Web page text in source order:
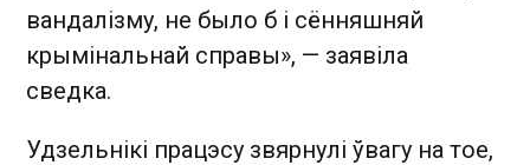
вандалізму, не было б і сённяшняй
крымінальнай справы», — заявіла
сведка.
Удзельнікі працэсу звярнулі ўвагу на тое,